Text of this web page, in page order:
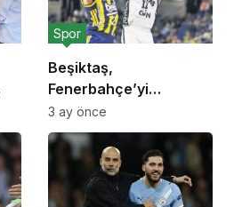
Beşiktaş,
Fenerbahçe’yi
Deplasmanda Yendi!
Spor
3 ay önce